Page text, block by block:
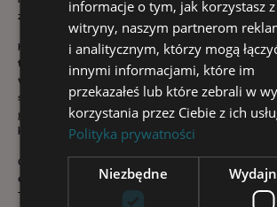
życia.
Klinika wykorzystuje również innowacyjne
terapia falą uderzeniową
oraz
laserem
wysokoenergetycznym
. Te techniki
skutecznego łagodzenia bólu,
gojenia oraz redukcji stanów zapalnych, co
kontekście chorób stawów, mięśni czy
Ciekawym udogodnieniem jest możliwość
dynamicznego rezonansu magnetycznego
To nowoczesne rozwiązanie umożliwia
informacje o tym, jak korzystasz z
witryny, naszym partnerom
i analitycznym, którzy mogą
innymi informacjami, które im
przekazałeś lub które zebrali w
korzystania przez Ciebie z ich
Polityka prywatności
Niezbędne